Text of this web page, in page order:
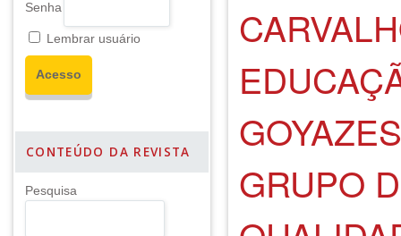
Senha
Lembrar usuário
CONTEÚDO DA REVISTA
Pesquisa
GRUPO